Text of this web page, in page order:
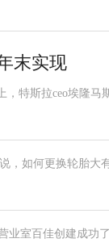
末实现
，特斯拉ceo埃隆
，如何更换轮胎大
业室百佳创建成功